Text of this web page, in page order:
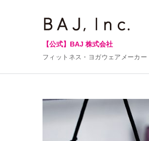
【公式】BAJ 株式会社
フィットネス・ヨガウェアメーカ